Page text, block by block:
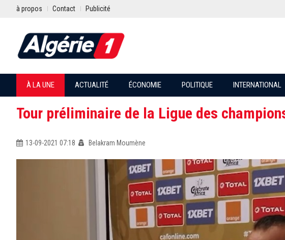
à propos Contact Publicité
À LA UNE ACTUALITÉ ÉCONOMIE POLITIQUE INTERNATIONAL
Tour préliminaire de la Ligue des
13-09-2021 07:18 Belakram Moumène